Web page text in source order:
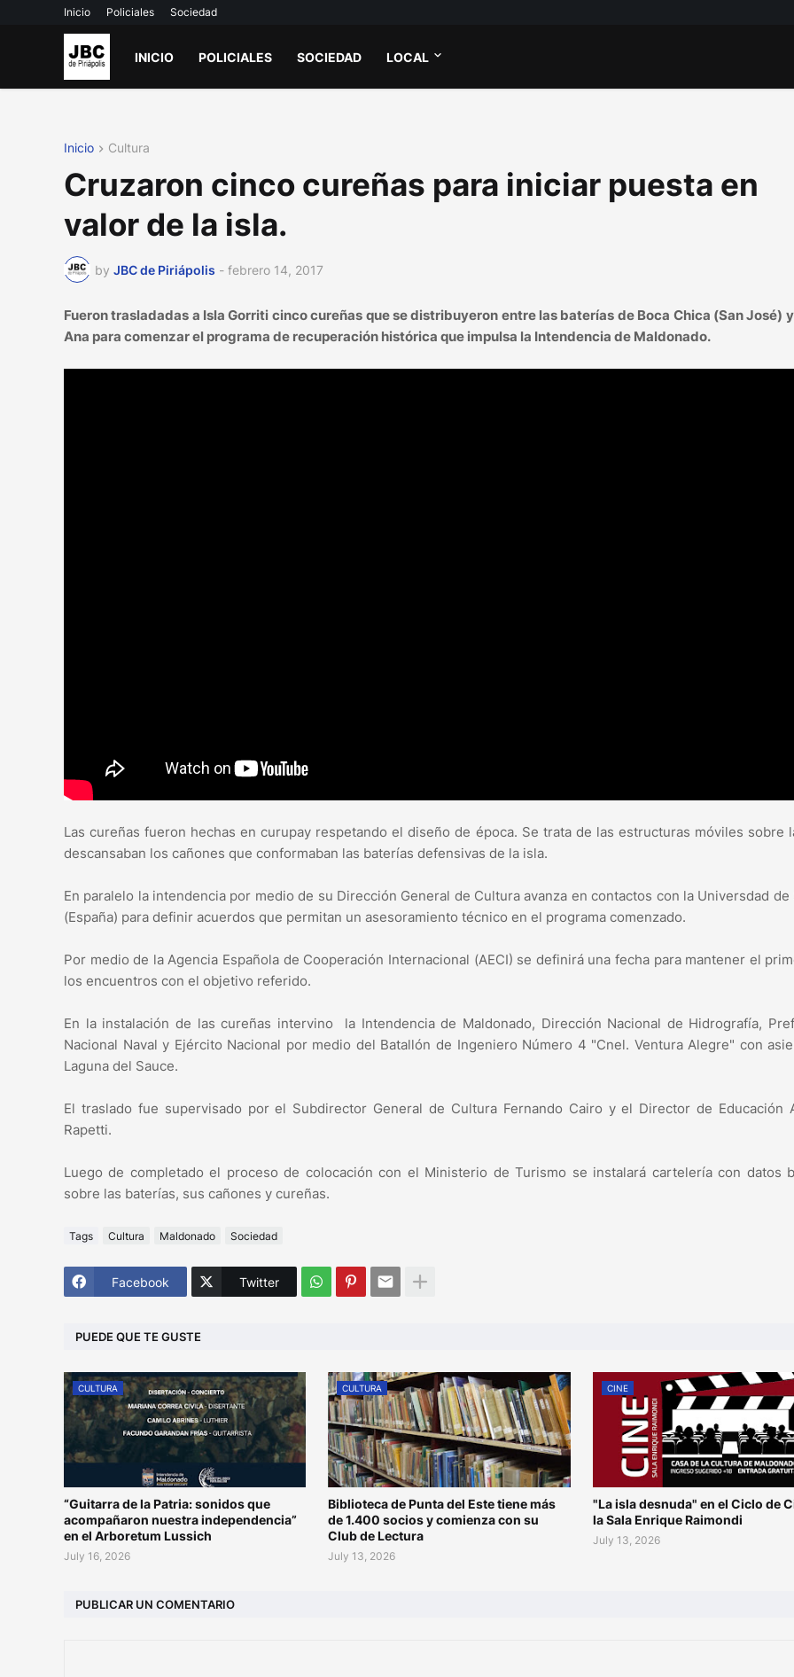
Inicio Policiales Sociedad
INICIO POLICIALES SOCIEDAD LOCAL
Inicio Cultura
Cruzaron cinco cureñas para iniciar puesta en
valor de la isla.
by JBC de Piriápolis - febrero 14, 2017
Fueron trasladadas a Isla Gorriti cinco cureñas que se distribuyeron entre las baterías de Boca Chica (San José)
Ana para comenzar el programa de recuperación histórica que impulsa la Intendencia de Maldonado.
Las cureñas fueron hechas en curupay respetando el diseño de época. Se trata de las estructuras móviles sobre
descansaban los cañones que conformaban las baterías defensivas de la isla.
En paralelo la intendencia por medio de su Dirección General de Cultura avanza en contactos con la Universdad de
(España) para definir acuerdos que permitan un asesoramiento técnico en el programa comenzado.
Por medio de la Agencia Española de Cooperación Internacional (AECI) se definirá una fecha para mantener el
los encuentros con el objetivo referido.
En la instalación de las cureñas intervino la Intendencia de Maldonado, Dirección Nacional de Hidrografía,
Nacional Naval y Ejército Nacional por medio del Batallón de Ingeniero Número 4 "Cnel. Ventura Alegre" con
Laguna del Sauce.
El traslado fue supervisado por el Subdirector General de Cultura Fernando Cairo y el Director de Educación
Rapetti.
Luego de completado el proceso de colocación con el Ministerio de Turismo se instalará cartelería con datos
sobre las baterías, sus cañones y cureñas.
Tags Cultura Maldonado Sociedad
Facebook Twitter
PUEDE QUE TE GUSTE
CULTURA
“Guitarra de la Patria: sonidos que
acompañaron nuestra independencia”
en el Arboretum Lussich
July 16, 2026
CULTURA
Biblioteca de Punta del Este tiene más
de 1.400 socios y comienza con su
Club de Lectura
July 13, 2026
CINE
"La isla desnuda" en el Ciclo de
la Sala Enrique Raimondi
July 13, 2026
PUBLICAR UN COMENTARIO